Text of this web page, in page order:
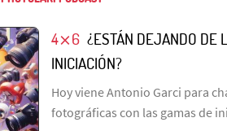
4⨯6 ¿ESTÁN DEJANDO DE
INICIACIÓN?
Hoy viene Antonio Garci para
fotográficas con las gamas de